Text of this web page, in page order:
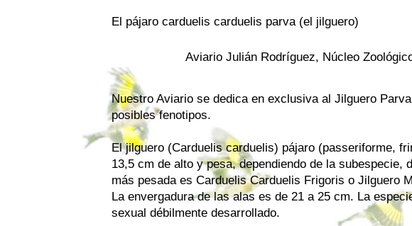
El pájaro carduelis carduelis parva (el jilguero)
Aviario Julián Rodríguez, Núcleo
Nuestro Aviario se dedica en exclusiva al Jilguero
posibles fenotipos.
El jilguero (Carduelis carduelis) pájaro (passeriforme,
13,5 cm de alto y pesa, dependiendo de la subespecie,
más pesada es Carduelis Carduelis Frigoris o Jilguero
La envergadura de las alas es de 21 a 25 cm. La
sexual débilmente desarrollado.